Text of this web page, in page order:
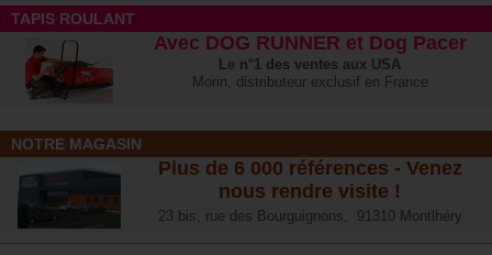
TAPIS ROULANT
Avec DOG RUNNER et Dog Pacer
Le n°1 des ventes aux USA
Morin, distributeur exclusif en France
NOTRE MAGASIN
Plus de 6 000 références - Venez
nous rendre visite !
23 bis, rue des Bourguignons, 91310 Montlhéry